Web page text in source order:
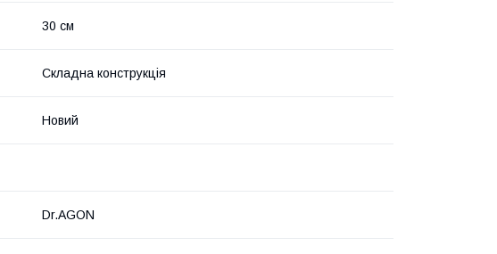
30 см
Складна конструкція
Новий
Dr.AGON